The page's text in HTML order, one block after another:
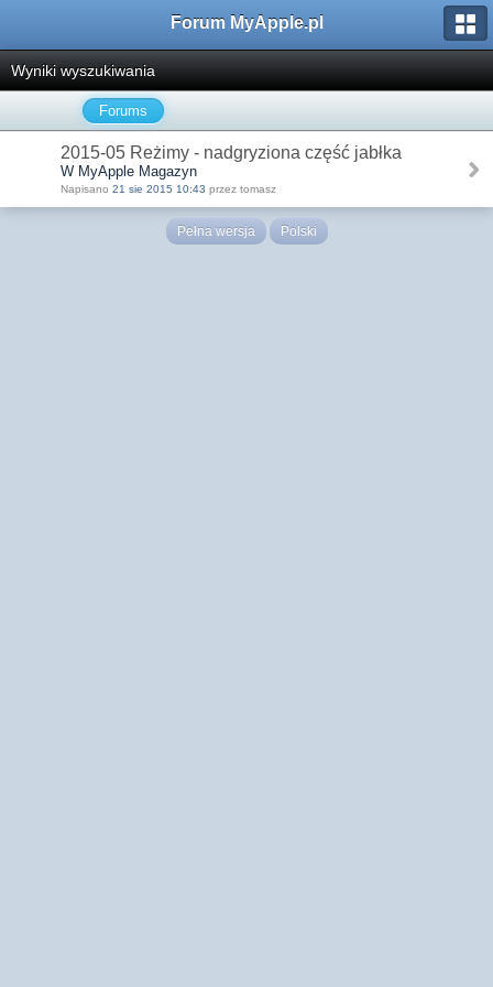
Forum MyApple.pl
Wyniki wyszukiwania
Forums
2015-05 Reżimy - nadgryziona część jabłka
W MyApple Magazyn
Napisano 21 sie 2015 10:43 przez tomasz
Pełna wersja Polski